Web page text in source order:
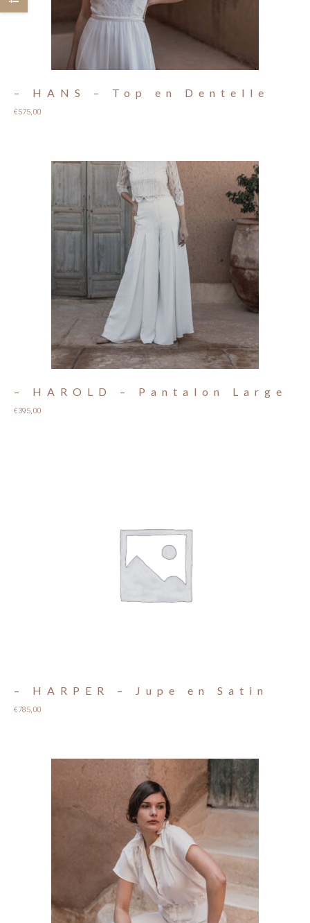
– HANS – Top en Dentelle
€575,00
– HAROLD – Pantalon Large
€395,00
– HARPER – Jupe en Satin
€785,00